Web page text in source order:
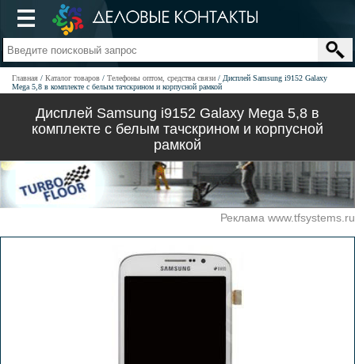
Главная Каталог товаров Телефоны оптом, средства связи
Дисплей Samsung i9152 Galaxy
Mega 5,8 в комплекте с белым тачскрином и корпусной рамкой
Дисплей Samsung i9152 Galaxy Mega 5,8 в
комплекте с белым тачскрином и корпусной
рамкой
Реклама www.tfsystems.ru